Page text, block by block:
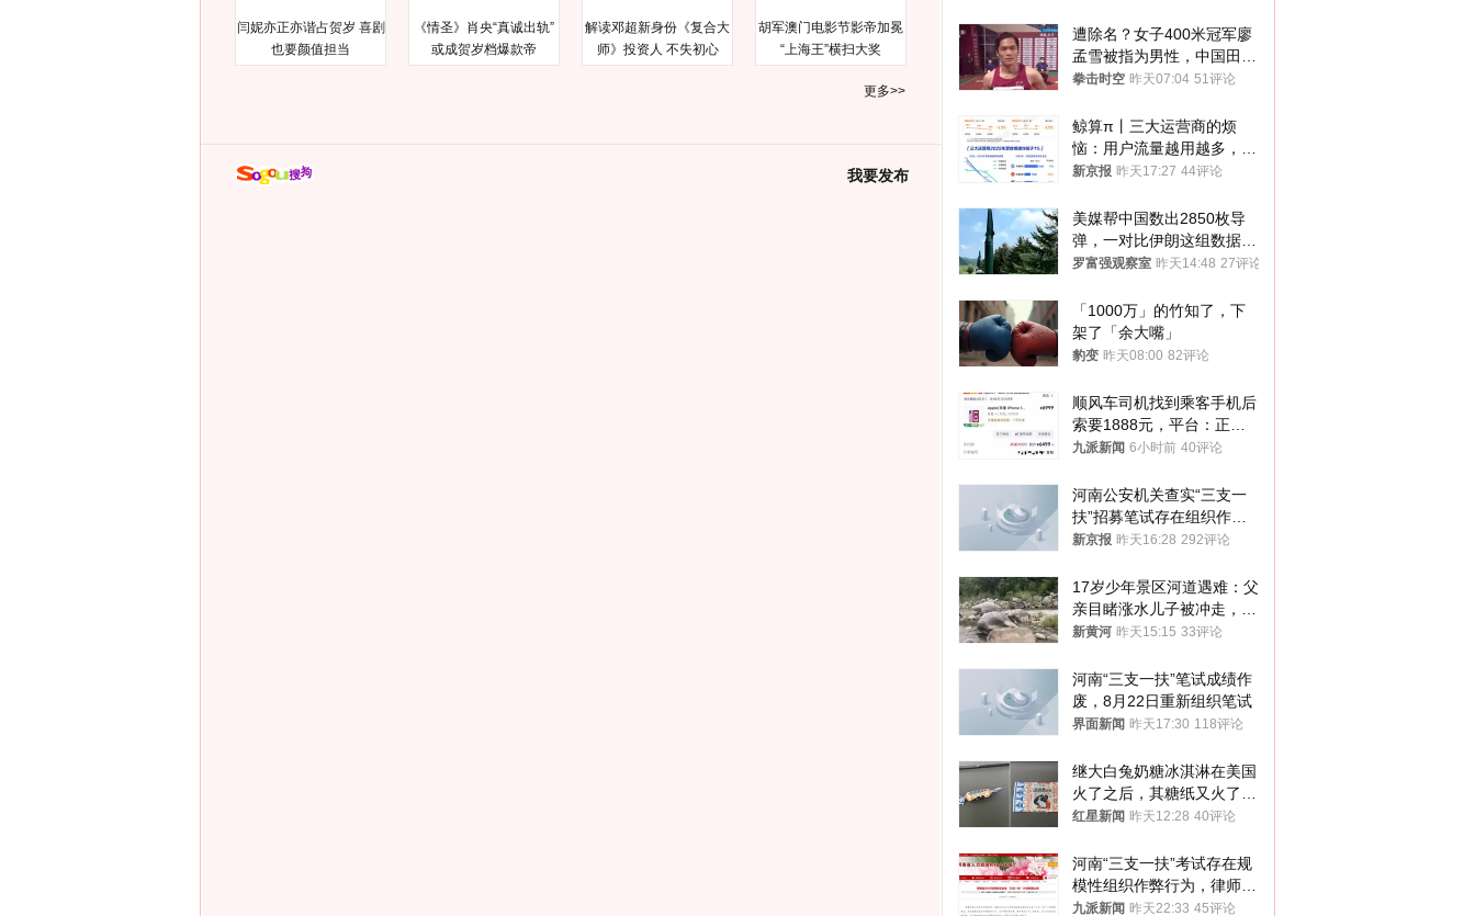
闫妮亦正亦谐占贺岁 喜剧
也要颜值担当
《情圣》肖央“真诚出轨”
或成贺岁档爆款帝
解读邓超新身份《复合大
师》投资人 不失初心
胡军澳门电影节影帝加冕
“上海王”横扫大奖
更多>>
我要发布
遭除名？女子400米冠军廖
孟雪被指为男性，中国田协
默不作声
拳击时空 昨天07:04 51评论
鲸算π丨三大运营商的烦
恼：用户流量越用越多，收
入却越来越少
新京报 昨天17:27 44评论
美媒帮中国数出2850枚导
弹，一对比伊朗这组数据，
发现出大事了
罗富强观察室 昨天14:48 27评论
「1000万」的竹知了，下
架了「余大嘴」
豹变 昨天08:00 82评论
顺风车司机找到乘客手机后
索要1888元，平台：正和
司机沟通协商
九派新闻 6小时前 40评论
河南公安机关查实“三支一
扶”招募笔试存在组织作弊
犯罪行为
新京报 昨天16:28 292评论
17岁少年景区河道遇难：父
亲目睹涨水儿子被冲走，当
地排除上游泄洪，家属盼厘
新黄河 昨天15:15 33评论
河南“三支一扶”笔试成绩作
废，8月22日重新组织笔试
界面新闻 昨天17:30 118评论
继大白兔奶糖冰淇淋在美国
火了之后，其糖纸又火了！
海外博主盛赞：平面设计经
红星新闻 昨天12:28 40评论
河南“三支一扶”考试存在规
模性组织作弊行为，律师：
涉嫌非法获取国家秘密罪等
九派新闻 昨天22:33 45评论